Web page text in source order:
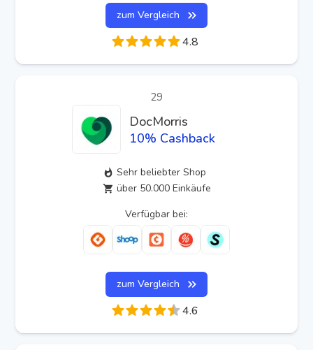
zum Vergleich
4.8
29
DocMorris
10% Cashback
Sehr beliebter Shop
über 50.000 Einkäufe
Verfügbar bei:
zum Vergleich
4.6